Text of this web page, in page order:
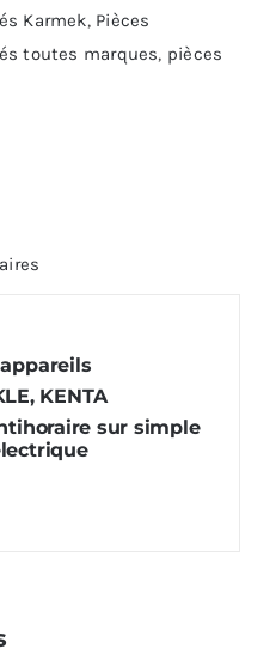
Karmek, Pièces
toutes marques, pièces
KENTA
sur simple